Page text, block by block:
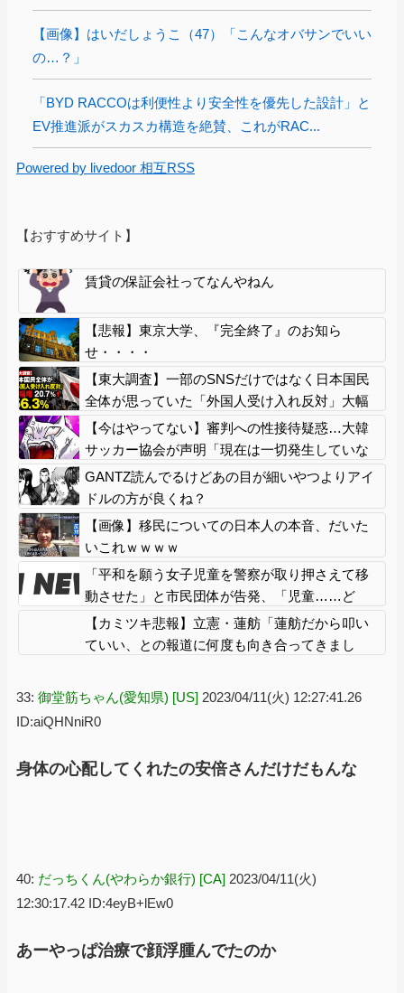
【画像】はいだしょうこ（47）「こんなオバサンでいい
の…？」
「BYD RACCOは利便性より安全性を優先した設計」と
EV推進派がスカスカ構造を絶賛、これがRAC...
Powered by livedoor 相互RSS
【おすすめサイト】
賃貸の保証会社ってなんやねん
【悲報】東京大学、『完全終了』のお知ら
せ・・・・
【東大調査】一部のSNSだけではなく日本国民
全体が思っていた「外国人受け入れ反対」大幅
増20.7%↑56.3%
【今はやってない】審判への性接待疑惑…大韓
サッカー協会が声明「現在は一切発生していな
い」
GANTZ読んでるけどあの目が細いやつよりアイ
ドルの方が良くね？
【画像】移民についての日本人の本音、だいた
いこれｗｗｗｗ
「平和を願う女子児童を警察が取り押さえて移
動させた」と市民団体が告発、「児童……ど
こ？」とガチで困惑する人が続出
【カミツキ悲報】立憲・蓮舫「蓮舫だから叩い
ていい、との報道に何度も向き合ってきまし
33: 御堂筋ちゃん(愛知県) [US] 2023/04/11(火) 12:27:41.26
ID:aiQHNniR0
身体の心配してくれたの安倍さんだけだもんな
40: だっちくん(やわらか銀行) [CA] 2023/04/11(火)
12:30:17.42 ID:4eyB+lEw0
あーやっぱ治療で顔浮腫んでたのか